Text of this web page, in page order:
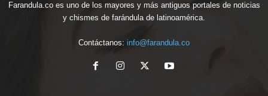
Farandula.co es uno de los mayores y más antiguos portales de noticias
y chismes de farándula de latinoamérica.
Contáctanos: info@farandula.co